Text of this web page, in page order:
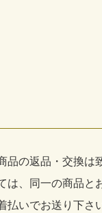
の返品・交換は
、同一の商品と
払いでお送り下さ